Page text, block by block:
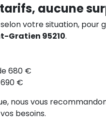
aucune
votre situation, pour
Gratien 95210.
680 €
€
nous vous
besoins.